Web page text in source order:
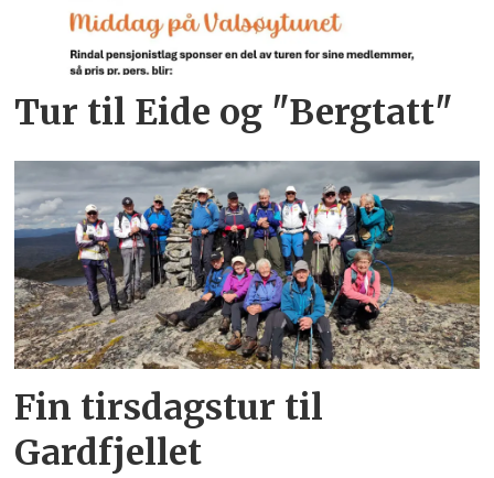
Tur til Eide og "Bergtatt"
Fin tirsdagstur til
Gardfjellet